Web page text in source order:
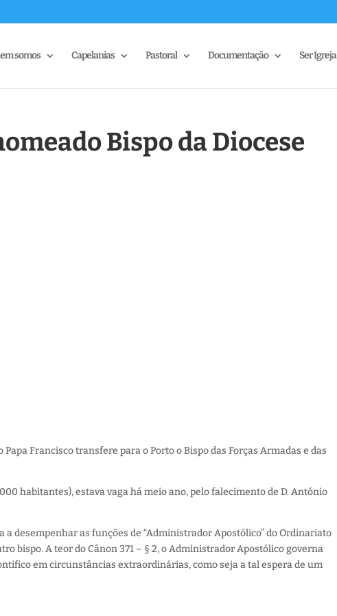
somos Capelanias Pastoral Documentação Ser Igreja
Bispo da Diocese
Francisco transfere para o Porto o Bispo das Forças Armadas e das
habitantes), estava vaga há meio ano, pelo falecimento de D. António
a desempenhar as funções de “Administrador Apostólico” do Ordinariato
bispo. A teor do Cânon 371 – § 2, o Administrador Apostólico governa
em circunstâncias extraordinárias, como seja a tal espera de um